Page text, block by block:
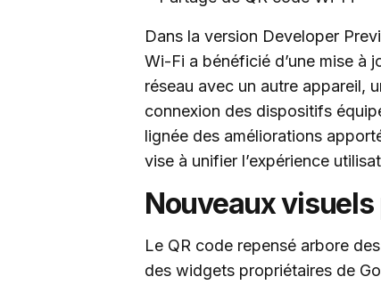
Dans la version Developer
Wi-Fi a bénéficié d’une mise à
réseau avec un autre appareil,
connexion des dispositifs
lignée des améliorations
vise à unifier l’expérience
Nouveaux
Le QR code repensé arbore
des widgets propriétaires de